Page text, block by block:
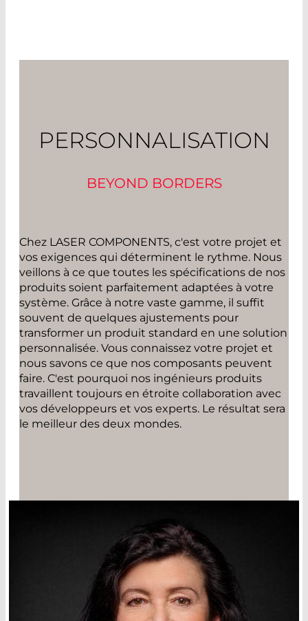
PERSONNALISATION
BEYOND BORDERS
Chez LASER COMPONENTS, c'est votre projet et
vos exigences qui déterminent le rythme. Nous
veillons à ce que toutes les spécifications de nos
produits soient parfaitement adaptées à votre
système. Grâce à notre vaste gamme, il suffit
souvent de quelques ajustements pour
transformer un produit standard en une solution
personnalisée. Vous connaissez votre projet et
nous savons ce que nos composants peuvent
faire. C'est pourquoi nos ingénieurs produits
travaillent toujours en étroite collaboration avec
vos développeurs et vos experts. Le résultat sera
le meilleur des deux mondes.